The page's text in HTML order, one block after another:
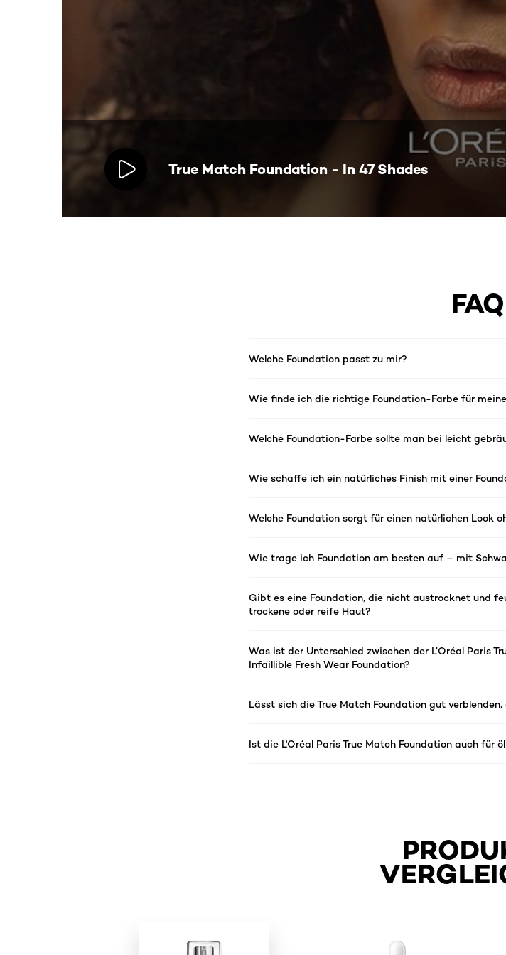
True Match Foundation - In 47 Shades
FAQ
Welche Foundation passt zu mir?
Wie finde ich die richtige Foundation-Farbe für
Welche Foundation-Farbe sollte man bei leicht
Wie schaffe ich ein natürliches Finish mit einer
Welche Foundation sorgt für einen natürlichen Look
Wie trage ich Foundation am besten auf – mit
Gibt es eine Foundation, die nicht austrocknet und
trockene oder reife Haut?
Was ist der Unterschied zwischen der L’Oréal Paris
Infaillible Fresh Wear Foundation?
Lässt sich die True Match Foundation gut verblenden,
Ist die L'Oréal Paris True Match Foundation auch für